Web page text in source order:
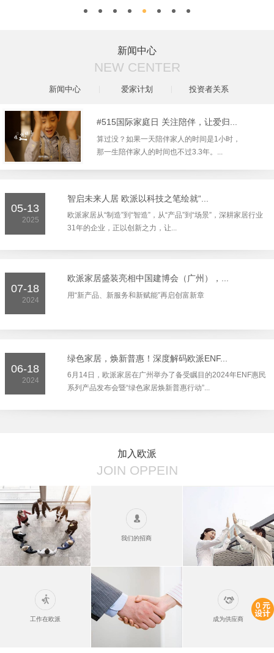
新闻中心
NEW CENTER
新闻中心 爱家计划 投资者关系
#515国际家庭日 关注陪伴，让爱归...
算过没？如果一天陪伴家人的时间是1小时，
那一生陪伴家人的时间也不过3.3年。...
05-13
2025
‌智启未来人居 欧派以科技之笔绘就“...
欧派家居从“制造”到“智造”，从“产品”到“场景”，深耕家居行业
31年的企业，正以创新之力，让...
07-18
2024
欧派家居盛装亮相中国建博会（广州），...
用“新产品、新服务和新赋能”再启创富新章
06-18
2024
绿色家居，焕新普惠！深度解码欧派ENF...
6月14日，欧派家居在广州举办了备受瞩目的2024年ENF惠民
系列产品发布会暨“绿色家居焕新普惠行动”...
加入欧派
JOIN OPPEIN
工作在欧派
我们的招商
成为供应商